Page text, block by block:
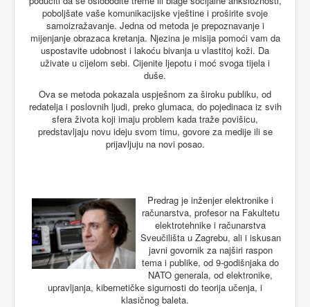
poboljšate vaše komunikacijske vještine i proširite svoje
samoizražavanje. Jedna od metoda je prepoznavanje i
mijenjanje obrazaca kretanja. Njezina je misija pomoći vam da
uspostavite udobnost i lakoću bivanja u vlastitoj koži. Da
uživate u cijelom sebi. Cijenite ljepotu i moć svoga tijela i
duše.
Ova se metoda pokazala uspješnom za široku publiku, od
redatelja i poslovnih ljudi, preko glumaca, do pojedinaca iz svih
sfera života koji imaju problem kada traže povišicu,
predstavljaju novu ideju svom timu, govore za medije ili se
prijavljuju na novi posao.
Predrag je inženjer elektronike i
računarstva, profesor na Fakultetu
elektrotehnike i računarstva
Sveučilišta u Zagrebu, ali i iskusan
javni govornik za najširi raspon
tema i publike, od 9-godišnjaka do
NATO generala, od elektronike,
upravljanja, kibernetičke sigurnosti do teorija učenja, i
klasičnog baleta.